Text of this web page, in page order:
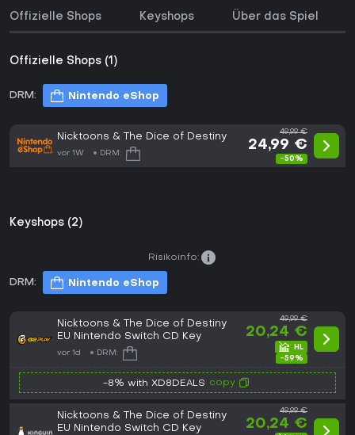
Offizielle Shops Keyshops Über das Spiel
Offizielle Shops (1)
DRM: Nintendo eShop
Nicktoons & The Dice of Destiny
vor 1W DRM:
49,99 €
24,99 €
-50%
Keyshops (2)
DRM: Nintendo eShop
Risikoinfo:
Nicktoons & The Dice of Destiny
EU Nintendo Switch CD Key
vor 1d DRM:
49,99 €
20,24 €
-59%
-8% with XD8DEALS copy
Nicktoons & The Dice of Destiny
EU Nintendo Switch CD Key
49,99 €
20,24 €